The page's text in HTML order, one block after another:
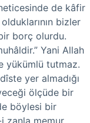
de kâfir
bizler
borç olurdu.
Yani Allah
yükümlü tutmaz.
yer almadığı
ölçüde bir
böylesi bir
zanla memur